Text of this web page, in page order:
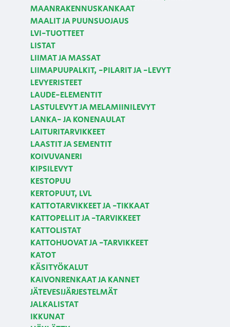
MAANRAKENNUSKANKAAT
MAALIT JA PUUNSUOJAUS
LVI-TUOTTEET
LISTAT
LIIMAT JA MASSAT
LIIMAPUUPALKIT, -PILARIT JA -LEVYT
LEVYERISTEET
LAUDE-ELEMENTIT
LASTULEVYT JA MELAMIINILEVYT
LANKA- JA KONENAULAT
LAITURITARVIKKEET
LAASTIT JA SEMENTIT
KOIVUVANERI
KIPSILEVYT
KESTOPUU
KERTOPUUT, LVL
KATTOTARVIKKEET JA -TIKKAAT
KATTOPELLIT JA -TARVIKKEET
KATTOLISTAT
KATTOHUOVAT JA -TARVIKKEET
KATOT
KÄSITYÖKALUT
KAIVONRENKAAT JA KANNET
JÄTEVESIJÄRJESTELMÄT
JALKALISTAT
IKKUNAT